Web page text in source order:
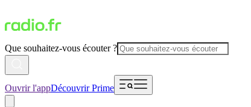
Que souhaitez-vous écouter ?
Ouvrir l'appDécouvrir Prime